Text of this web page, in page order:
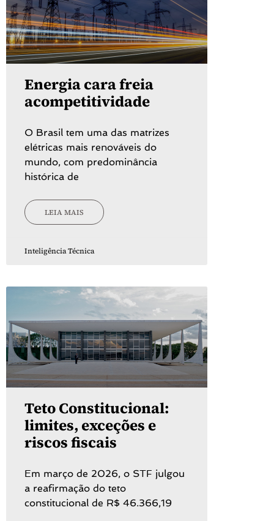
Energia cara freia
acompetitividade
O Brasil tem uma das matrizes
elétricas mais renováveis do
mundo, com predominância
histórica de
LEIA MAIS
Inteligência Técnica
Teto Constitucional:
limites, exceções e
riscos fiscais
Em março de 2026, o STF julgou
a reafirmação do teto
constitucional de R$ 46.366,19